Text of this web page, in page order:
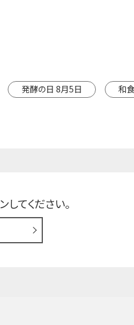
発酵の日 8月5日 和
してください。